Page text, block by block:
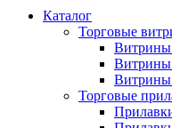
Каталог
Торговые
Витрины
Витрины
Торговые